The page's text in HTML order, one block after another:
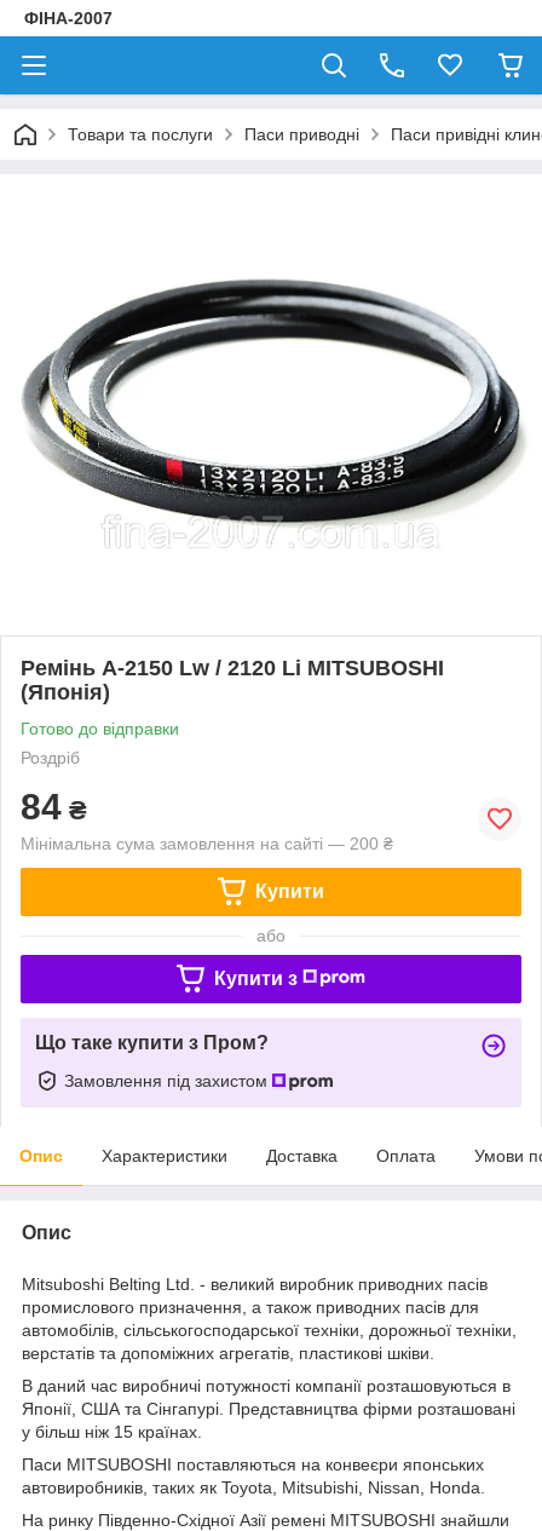
ФІНА-2007
Товари та послуги Паси приводні Паси привідні
Ремінь А-2150 Lw / 2120 Li MITSUBOSHI
(Японія)
Готово до відправки
Роздріб
84 ₴
Мінімальна сума замовлення на сайті — 200 ₴
Купити
або
Купити з
Що таке купити з Пром?
Замовлення під захистом
Опис Характеристики Доставка Оплата Умови
Опис
Mitsuboshi Belting Ltd. - великий виробник приводних пасів
промислового призначення, а також приводних пасів для
автомобілів, сільськогосподарської техніки, дорожньої техніки,
верстатів та допоміжних агрегатів, пластикові шківи.
В даний час виробничі потужності компанії розташовуються в
Японії, США та Сінгапурі. Представництва фірми розташовані
у більш ніж 15 країнах.
Паси MITSUBOSHI поставляються на конвеєри японських
автовиробників, таких як Toyota, Mitsubishi, Nissan, Honda.
На ринку Південно-Східної Азії ремені MITSUBOSHI знайшли